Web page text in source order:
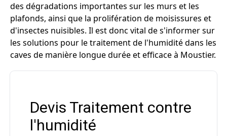
des dégradations importantes sur les murs et les
plafonds, ainsi que la prolifération de moisissures et
d'insectes nuisibles. Il est donc vital de s'informer sur
les solutions pour le traitement de l'humidité dans les
caves de manière longue durée et efficace à Moustier.
Devis Traitement contre
l'humidité